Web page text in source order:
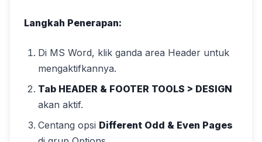
Langkah Penerapan:
Di MS Word, klik ganda area Header untuk
mengaktifkannya.
Tab HEADER & FOOTER TOOLS > DESIGN
akan aktif.
Centang opsi Different Odd & Even Pages